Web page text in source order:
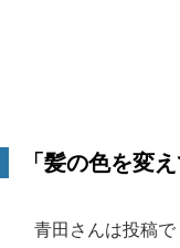
「髪の色を変
青田さんは投稿で